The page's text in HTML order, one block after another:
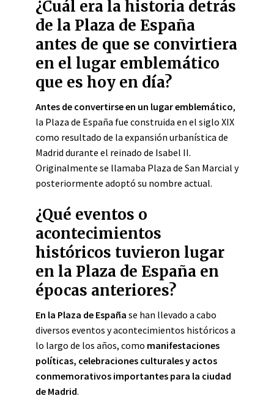
¿Cuál era la historia detrás
de la Plaza de España
antes de que se convirtiera
en el lugar emblemático
que es hoy en día?
Antes de convertirse en un lugar emblemático,
la Plaza de España fue construida en el siglo XIX
como resultado de la expansión urbanística de
Madrid durante el reinado de Isabel II.
Originalmente se llamaba Plaza de San Marcial y
posteriormente adoptó su nombre actual.
¿Qué eventos o
acontecimientos
históricos tuvieron lugar
en la Plaza de España en
épocas anteriores?
En la Plaza de España se han llevado a cabo
diversos eventos y acontecimientos históricos a
lo largo de los años, como manifestaciones
políticas, celebraciones culturales y actos
conmemorativos importantes para la ciudad
de Madrid.